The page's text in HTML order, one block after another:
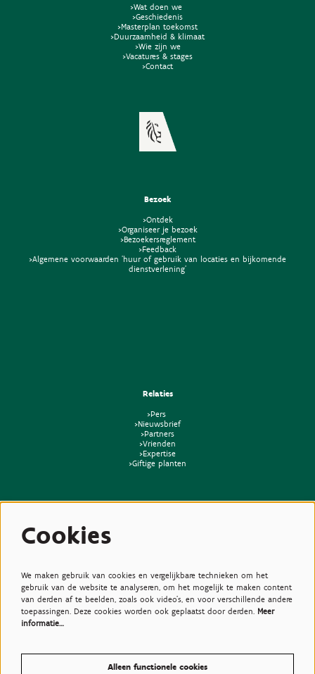
>Wat doen we
>Geschiedenis
>Masterplan toekomst
>Duurzaamheid & klimaat
>Wie zijn we
>Vacatures & stages
>Contact
Bezoek
>Ontdek
>Organiseer je bezoek
>Bezoekersreglement
>Feedback
>Algemene voorwaarden 'huur of gebruik van locaties en bijkomende
dienstverlening'
Relaties
>Pers
>Nieuwsbrief
>Partners
>Vrienden
>Expertise
>Giftige planten
Cookies
We maken gebruik van cookies en vergelijkbare technieken om het
gebruik van de website te analyseren, om het mogelijk te maken content
van derden af te beelden, zoals ook video’s, en voor verschillende andere
toepassingen. Deze cookies worden ook geplaatst door derden. Meer
informatie…
Alleen functionele cookies